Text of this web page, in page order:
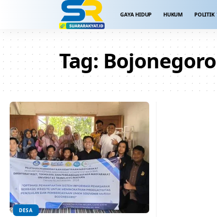
GAYA HIDUP HUKUM POLITIK
Tag: Bojonegoro
DESA